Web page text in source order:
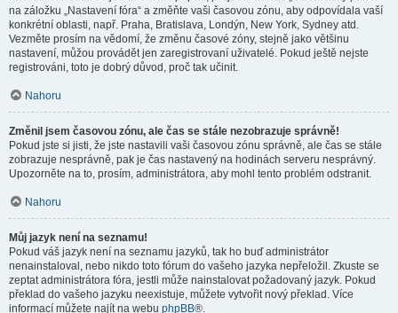
na záložku „Nastavení fóra“ a změňte vaši časovou zónu, aby odpovídala vaší
konkrétní oblasti, např. Praha, Bratislava, Londýn, New York, Sydney atd.
Vezměte prosím na vědomí, že změnu časové zóny, stejně jako většinu
nastavení, můžou provádět jen zaregistrovaní uživatelé. Pokud ještě nejste
registrováni, toto je dobrý důvod, proč tak učinit.
Nahoru
Změnil jsem časovou zónu, ale čas se stále nezobrazuje správně!
Pokud jste si jisti, že jste nastavili vaši časovou zónu správně, ale čas se stále
zobrazuje nesprávně, pak je čas nastavený na hodinách serveru nesprávný.
Upozorněte na to, prosím, administrátora, aby mohl tento problém odstranit.
Nahoru
Můj jazyk není na seznamu!
Pokud váš jazyk není na seznamu jazyků, tak ho buď administrátor
nenainstaloval, nebo nikdo toto fórum do vašeho jazyka nepřeložil. Zkuste se
zeptat administrátora fóra, jestli může nainstalovat požadovaný jazyk. Pokud
překlad do vašeho jazyku neexistuje, můžete vytvořit nový překlad. Více
informací můžete najít na webu phpBB®.